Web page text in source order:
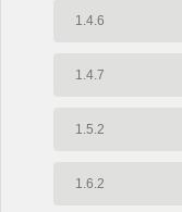
1.4.6
1.4.7
1.5.2
1.6.2